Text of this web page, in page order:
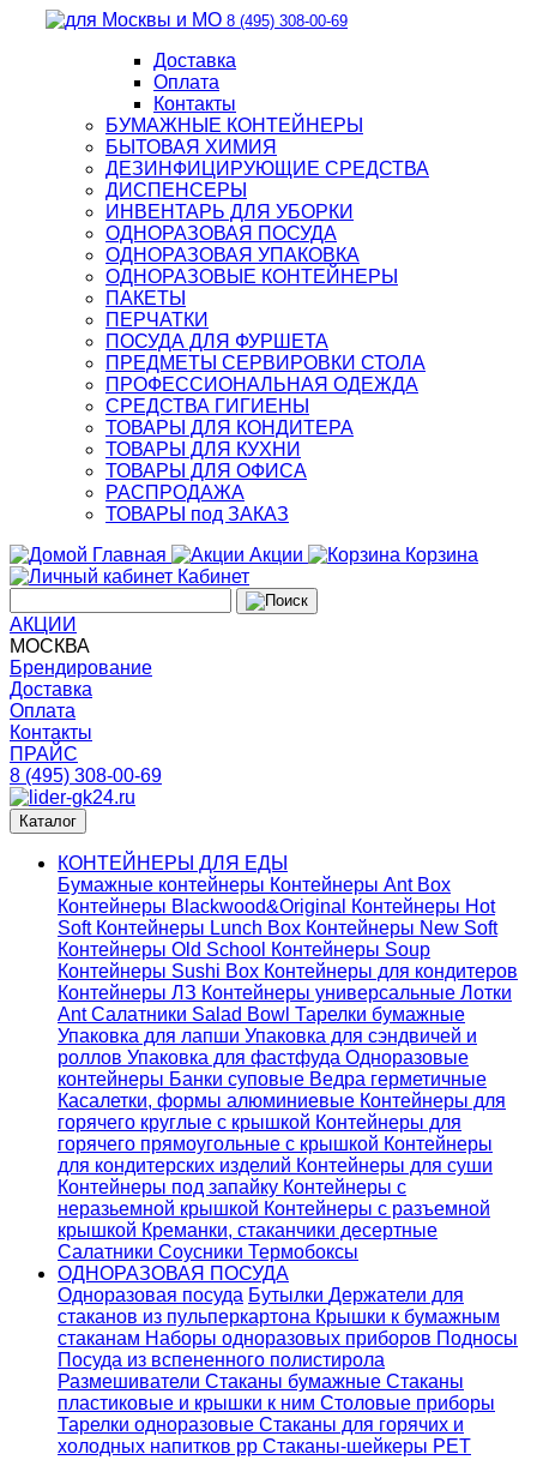
8 (495) 308-00-69
Доставка
Оплата
Контакты
БУМАЖНЫЕ КОНТЕЙНЕРЫ
БЫТОВАЯ ХИМИЯ
ДЕЗИНФИЦИРУЮЩИЕ СРЕДСТВА
ДИСПЕНСЕРЫ
ИНВЕНТАРЬ ДЛЯ УБОРКИ
ОДНОРАЗОВАЯ ПОСУДА
ОДНОРАЗОВАЯ УПАКОВКА
ОДНОРАЗОВЫЕ КОНТЕЙНЕРЫ
ПАКЕТЫ
ПЕРЧАТКИ
ПОСУДА ДЛЯ ФУРШЕТА
ПРЕДМЕТЫ СЕРВИРОВКИ СТОЛА
ПРОФЕССИОНАЛЬНАЯ ОДЕЖДА
СРЕДСТВА ГИГИЕНЫ
ТОВАРЫ ДЛЯ КОНДИТЕРА
ТОВАРЫ ДЛЯ КУХНИ
ТОВАРЫ ДЛЯ ОФИСА
РАСПРОДАЖА
ТОВАРЫ под ЗАКАЗ
Главная
Акции
Корзина
Кабинет
АКЦИИ
МОСКВА
Брендирование
Доставка
Оплата
Контакты
ПРАЙС
8 (495) 308-00-69
Каталог
КОНТЕЙНЕРЫ ДЛЯ ЕДЫ
Бумажные контейнеры Контейнеры Ant Box
Контейнеры Blackwood&Original
Контейнеры Hot
Soft Контейнеры Lunch Box Контейнеры New Soft
Контейнеры Old School Контейнеры Soup
Контейнеры Sushi Box Контейнеры для кондитеров
Контейнеры ЛЗ Контейнеры универсальные Лотки
AntСалатники Salad Bowl Тарелки бумажные
Упаковка для лапши Упаковка для сэндвичей и
роллов Упаковка для фастфуда Одноразовые
контейнеры Банки суповые Ведра герметичные
Касалетки, формы алюминиевые Контейнеры для
горячего круглые с крышкой Контейнеры для
горячего прямоугольные с крышкой Контейнеры
для кондитерских изделий Контейнеры для суши
Контейнеры под запайку Контейнеры с
неразьемной крышкой Контейнеры с разъемной
крышкой Креманки, стаканчики десертные
Салатники Соусники Термобоксы
ОДНОРАЗОВАЯ ПОСУДА
Одноразовая посуда Бутылки Держатели для
стаканов из пульперкартона Крышки к бумажным
стаканам Наборы одноразовых приборов Подносы
Посуда из вспененного полистирола
Размешиватели Стаканы бумажные Стаканы
пластиковые и крышки к ним Столовые приборы
Тарелки одноразовые Стаканы для горячих и
холодных напитков pp Стаканы-шейкеры PET